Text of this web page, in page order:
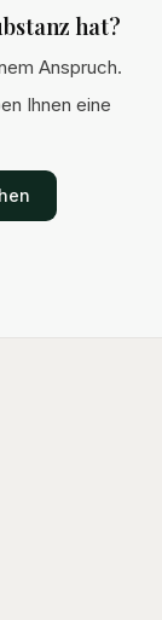
hat?
Anspruch.
Ihnen eine